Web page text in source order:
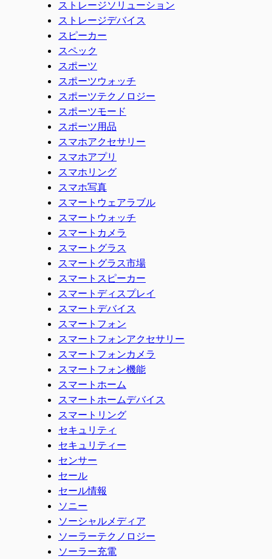
ストレージソリューション
ストレージデバイス
スピーカー
スペック
スポーツ
スポーツウォッチ
スポーツテクノロジー
スポーツモード
スポーツ用品
スマホアクセサリー
スマホアプリ
スマホリング
スマホ写真
スマートウェアラブル
スマートウォッチ
スマートカメラ
スマートグラス
スマートグラス市場
スマートスピーカー
スマートディスプレイ
スマートデバイス
スマートフォン
スマートフォンアクセサリー
スマートフォンカメラ
スマートフォン機能
スマートホーム
スマートホームデバイス
スマートリング
セキュリティ
セキュリティー
センサー
セール
セール情報
ソニー
ソーシャルメディア
ソーラーテクノロジー
ソーラー充電